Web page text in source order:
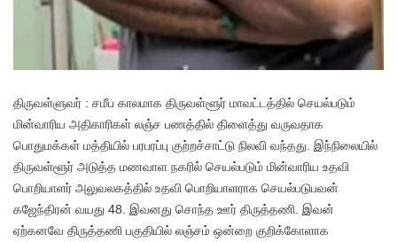
திருவள்ளுவர் : சமீப காலமாக திருவள்ளூர் மாவட்டத்தில் செயல்படும்
மின்வாரிய அதிகாரிகள் லஞ்ச பணத்தில் திளைத்து வருவதாக
பொதுமக்கள் மத்தியில் பரபரப்பு குற்றச்சாட்டு நிலவி வந்தது. இந்நிலையில்
திருவள்ளூர் அடுத்த மணவாள நகரில் செயல்படும் மின்வாரிய உதவி
பொறியாளர் அலுவலகத்தில் உதவி பொறியாளராக செயல்படுபவன்
கஜேந்திரன் வயது 48. இவனது சொந்த ஊர் திருத்தணி. இவன்
ஏற்கனவே திருத்தணி பகுதியில் லஞ்சம் ஒன்றை குறிக்கோளாக